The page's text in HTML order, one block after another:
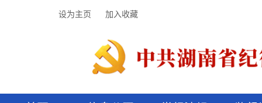
设为主页 加入收藏